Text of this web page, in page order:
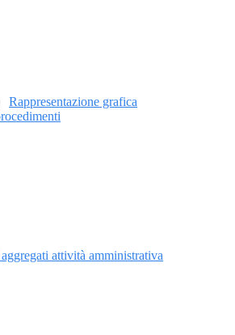
Rappresentazione grafica
attività amministrativa